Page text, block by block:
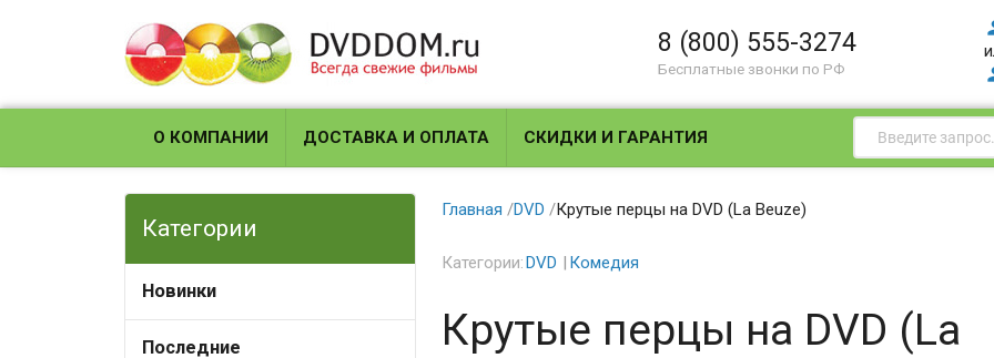
8 (800) 555-3274
Бесплатные звонки по РФ
О КОМПАНИИ ДОСТАВКА И ОПЛАТА СКИДКИ И ГАРАНТИЯ
Категории
Новинки
Последние
Главная /DVD /Крутые перцы на DVD (La Beuze)
Категории:DVD Комедия
Крутые перцы на DVD (La